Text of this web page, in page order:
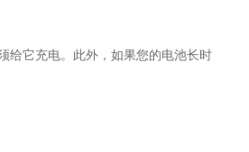
给它充电。此外，如果您的电池长时